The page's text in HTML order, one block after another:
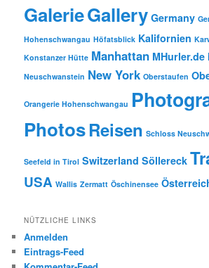
GalerieGallery Germany
Hohenschwangau Höfatsblick Kalifornien
Konstanzer Hütte Manhattan MHurler.de
Neuschwanstein New York Oberstaufen
Orangerie Hohenschwangau
PhotosReisen Schloss
Seefeld in Tirol Switzerland Söllereck
USA Wallis Zermatt Öschinensee
NÜTZLICHE LINKS
Anmelden
Eintrags-Feed